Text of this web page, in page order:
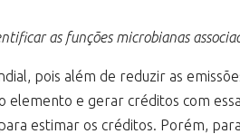
as funções microbianas
pois além de reduzir as
e gerar créditos com
estimar os créditos. Porém,